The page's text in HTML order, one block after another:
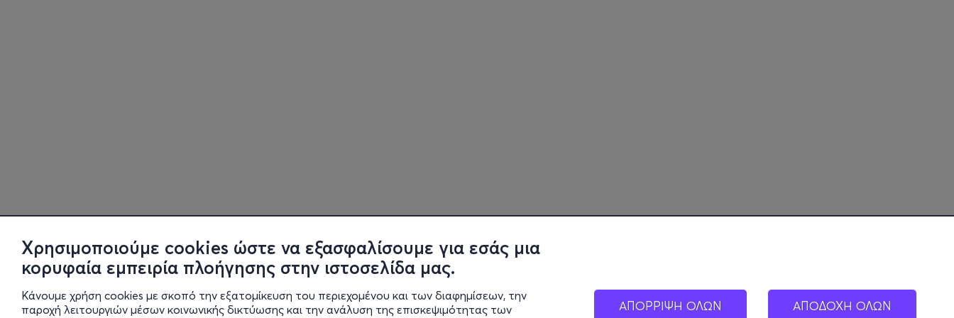
Χρησιμοποιούμε cookies ώστε να εξασφαλίσουμε για εσάς μια
κορυφαία εμπειρία πλοήγησης στην ιστοσελίδα μας.
Κάνουμε χρήση cookies με σκοπό την εξατομίκευση του περιεχομένου και των διαφημίσεων, την
παροχή λειτουργιών μέσων κοινωνικής δικτύωσης και την ανάλυση της επισκεψιμότητας των
ΑΠΟΡΡΙΨΗ ΟΛΩΝ ΑΠΟΔΟΧΗ ΟΛΩΝ